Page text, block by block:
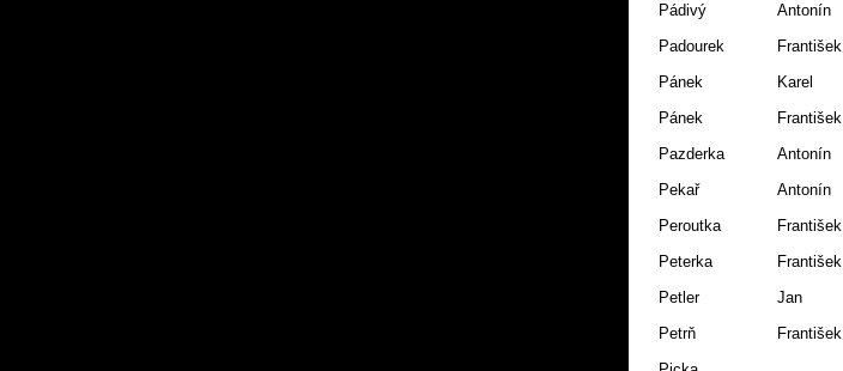
Pádivý
Antonín
Padourek
František
Pánek
Karel
Pánek
František
Pazderka
Antonín
Pekař
Antonín
Peroutka
František
Peterka
František
Petler
Jan
Petrň
František